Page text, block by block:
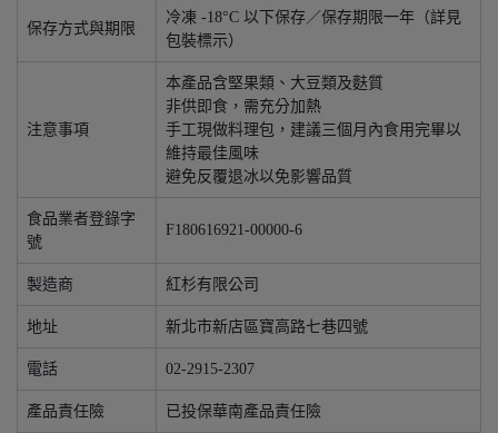
保存方式與期限
冷凍 -18°C 以下保存／保存期限一年（詳見
包裝標示）
注意事項
本產品含堅果類、大豆類及麩質
非供即食，需充分加熱
手工現做料理包，建議三個月內食用完畢以
維持最佳風味
避免反覆退冰以免影響品質
食品業者登錄字
號
F180616921-00000-6
製造商 紅杉有限公司
地址 新北市新店區寶高路七巷四號
電話 02-2915-2307
產品責任險 已投保華南產品責任險